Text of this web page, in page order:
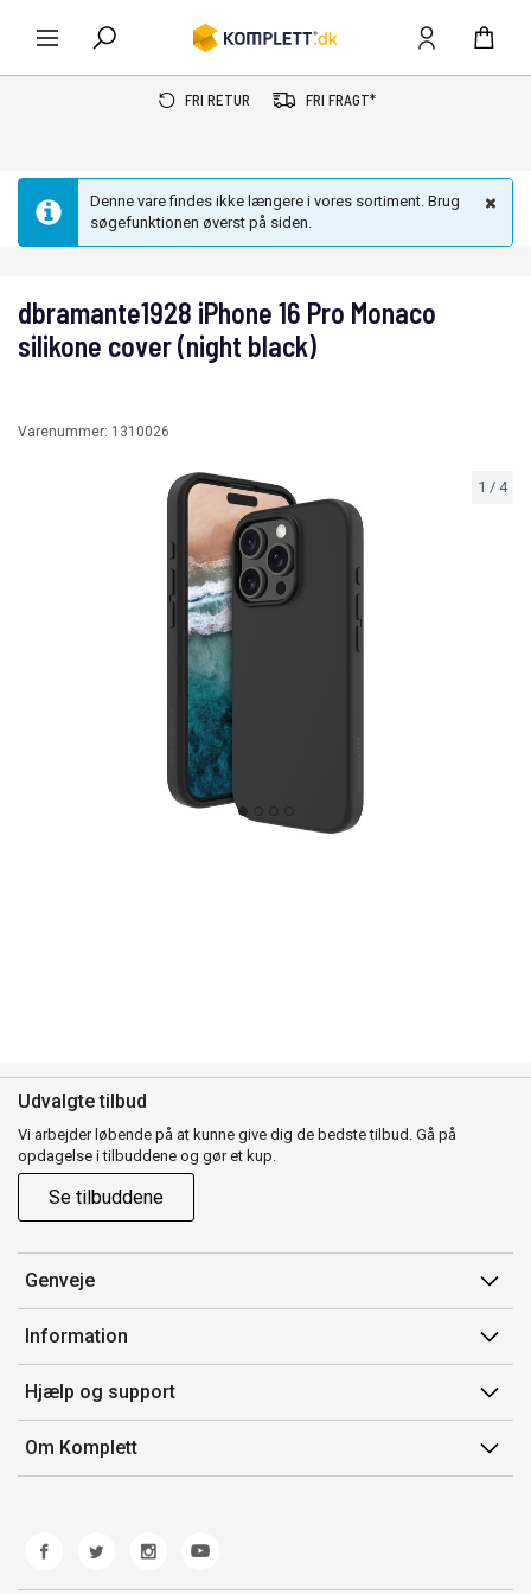
FRI RETUR FRI FRAGT*
Denne vare findes ikke længere i vores sortiment. Brug
søgefunktionen øverst på siden.
1 / 4
dbramante1928 iPhone 16 Pro Monaco
silikone cover (night black)
Varenummer: 1310026
Udvalgte tilbud
Vi arbejder løbende på at kunne give dig de bedste tilbud. Gå på
opdagelse i tilbuddene og gør et kup.
Se tilbuddene
Genveje
Min side
Ordrehistorik
Gavekort
Information
Salgsbetingelser
Mærker/producent
Fortrydelsesret
Hjælp og support
Kontakt os
Kundeservice
Fejl/Mangler
Fragt og levering
Om Komplett